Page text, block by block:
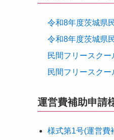
令和8年度茨城県
令和8年度茨城県
民間フリースク
民間フリースク
運営費補助申請
様式第1号(運営費